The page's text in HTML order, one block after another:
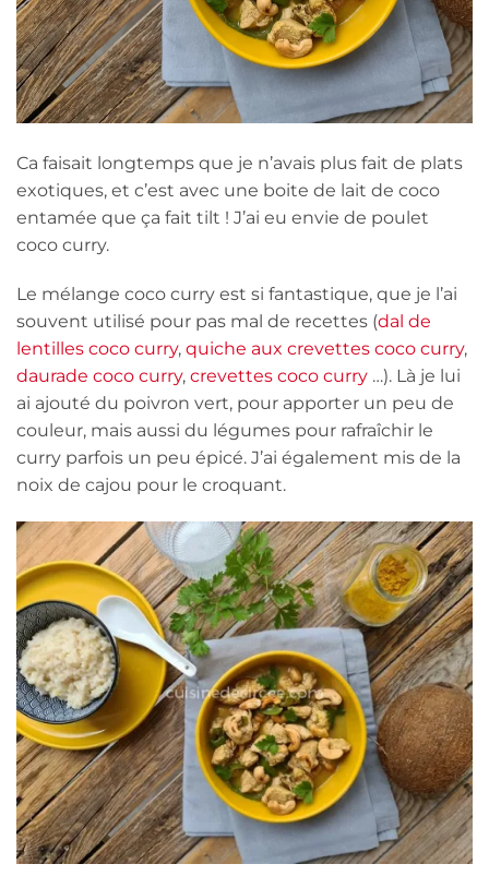
Ca faisait longtemps que je n’avais plus fait de plats
exotiques, et c’est avec une boite de lait de coco
entamée que ça fait tilt ! J’ai eu envie de poulet
coco curry.
Le mélange coco curry est si fantastique, que je l’ai
souvent utilisé pour pas mal de recettes (dal de
lentilles coco curry, quiche aux crevettes coco curry,
daurade coco curry, crevettes coco curry …). Là je lui
ai ajouté du poivron vert, pour apporter un peu de
couleur, mais aussi du légumes pour rafraîchir le
curry parfois un peu épicé. J’ai également mis de la
noix de cajou pour le croquant.